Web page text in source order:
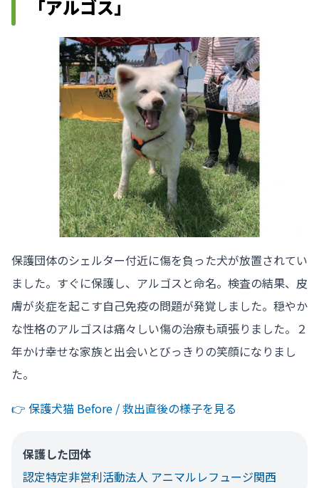
「アルゴス」
保護団体のシェルター付近に傷を負った犬が放置されてい
ました。すぐに保護し、アルゴスと命名。検査の結果、皮
膚が炎症を起こす自己免疫の問題が発覚しました。穏やか
な性格のアルゴスは痛々しい傷の治療も頑張りました。２
年かけ幸せな家族と出会いとびっきりの笑顔になりまし
た。
👉️ 保護犬猫 Before / 救出直後の様子を見る
保護した団体
認定特定非営利活動法人 アニマルレフュージ関西